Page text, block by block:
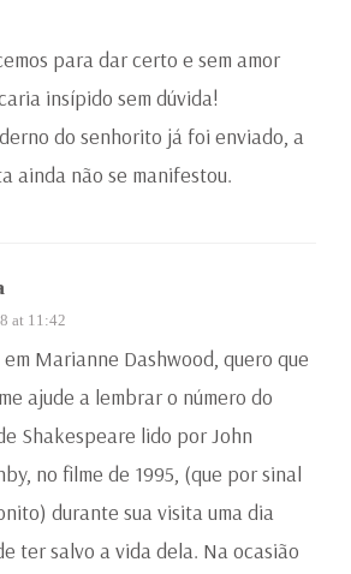
para dar certo e sem amor
insípido sem dúvida!
do senhorito já foi enviado, a
ainda não se manifestou.
at 11:42
em Marianne Dashwood, quero que
ajude a lembrar o número do
Shakespeare lido por John
no filme de 1995, (que por sinal
durante sua visita uma dia
ter salvo a vida dela. Na ocasião